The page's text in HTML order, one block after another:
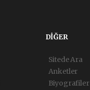
DİĞER
Sitede Ara
Anketler
Biyografiler